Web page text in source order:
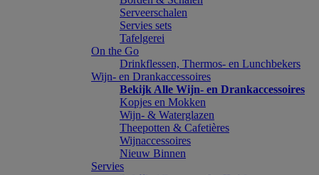
Serveerschalen
Servies sets
Tafelgerei
On the Go
Drinkflessen, Thermos- en Lunchbekers
Wijn- en Drankaccessoires
Bekijk Alle Wijn- en Drankaccessoires
Kopjes en Mokken
Wijn- & Waterglazen
Theepotten & Cafetières
Wijnaccessoires
Nieuw Binnen
Servies